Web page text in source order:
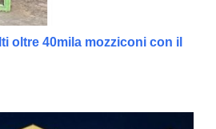
oltre 40mila mozziconi con il